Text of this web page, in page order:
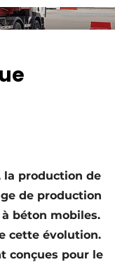
la production de
de production
béton mobiles.
cette évolution.
conçues pour le